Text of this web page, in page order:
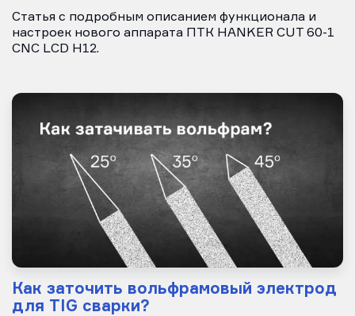
Статья с подробным описанием функционала и
настроек нового аппарата ПТК HANKER CUT 60-1
CNC LCD H12.
Как заточить вольфрамовый электрод
для TIG сварки?